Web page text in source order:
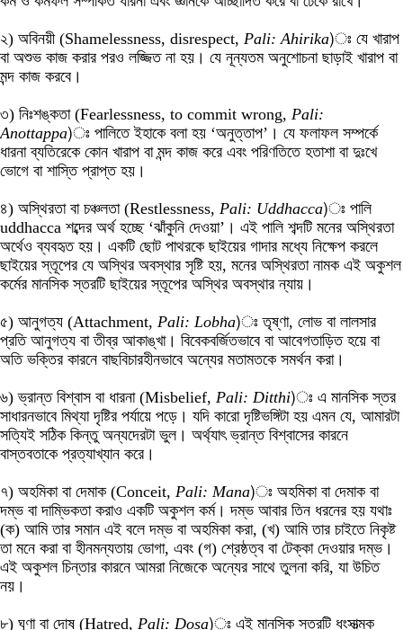
২) অবিনয়ী (Shamelessness, disrespect, Pali: Ahirika)ঃ যে খারাপ
বা অশুভ কাজ করার পরও লজ্জিত না হয়। যে নূন্যতম অনুশোচনা ছাড়াই খারাপ বা
মন্দ কাজ করবে।
৩) নিঃশঙ্কতা (Fearlessness, to commit wrong, Pali:
Anottappa)ঃ পালিতে ইহাকে বলা হয় ‘অনুত্তাপ’। যে ফলাফল সম্পর্কে
ধারনা ব্যতিরেকে কোন খারাপ বা মন্দ কাজ করে এবং পরিণতিতে হতাশা বা দুঃখে
ভোগে বা শাস্তি প্রাপ্ত হয়।
৪) অস্থিরতা বা চঞ্চলতা (Restlessness, Pali: Uddhacca)ঃ পালি
uddhacca শব্দের অর্থ হচ্ছে ‘ঝাঁকুনি দেওয়া’। এই পালি শব্দটি মনের অস্থিরতা
অর্থেও ব্যবহৃত হয়। একটি ছোট পাথরকে ছাইয়ের গাদার মধ্যে নিক্ষেপ করলে
ছাইয়ের স্তূপের যে অস্থির অবস্থার সৃষ্টি হয়, মনের অস্থিরতা নামক এই অকুশল
কর্মের মানসিক স্তরটি ছাইয়ের স্তূপের অস্থির অবস্থার ন্যায়।
৫) আনুগত্য (Attachment, Pali: Lobha)ঃ তৃষ্ণা, লোভ বা লালসার
প্রতি আনুগত্য বা তীব্র আকাঙ্খা। বিবেকবর্জিতভাবে বা আবেগতাড়িত হয়ে বা
অতি ভক্তির কারনে বাছবিচারহীনভাবে অন্যের মতামতকে সমর্থন করা।
৬) ভ্রান্ত বিশ্বাস বা ধারনা (Misbelief, Pali: Ditthi)ঃ এ মানসিক স্তর
সাধারনভাবে মিথ্যা দৃষ্টির পর্যায়ে পড়ে। যদি কারো দৃষ্টিভঙ্গিটা হয় এমন যে, আমারটা
সত্যিই সঠিক কিন্তু অন্যদেরটা ভুল। অর্থ্যাৎ ভ্রান্ত বিশ্বাসের কারনে
বাস্তবতাকে প্রত্যাখ্যান করে।
৭) অহমিকা বা দেমাক (Conceit, Pali: Mana)ঃ অহমিকা বা দেমাক বা
দম্ভ বা দাম্ভিকতা করাও একটি অকুশল কর্ম। দম্ভ আবার তিন ধরনের হয় যথাঃ
(ক) আমি তার সমান এই বলে দম্ভ বা অহমিকা করা, (খ) আমি তার চাইতে নিকৃষ্ট
তা মনে করা বা হীনমন্যতায় ভোগা, এবং (গ) শ্রেষ্ঠত্ব বা টেক্কা দেওয়ার দম্ভ।
এই অকুশল চিন্তার কারনে আমরা নিজেকে অন্যের সাথে তুলনা করি, যা উচিত
নয়।
৮) ঘৃণা বা দোষ (Hatred, Pali: Dosa)ঃ এই মানসিক স্তরটি ধংসাত্মক